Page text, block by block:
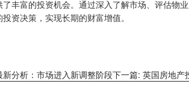
丰富的投资机会。通过深入了解市场、评估物
资决策，实现长期的财富增值。
分析：市场进入新调整阶段下一篇: 英国房地产